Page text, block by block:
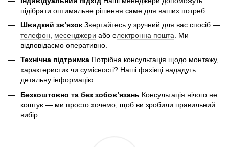
підібрати оптимальне рішення саме для ваших потреб.
Швидкий зв’язок Звертайтесь у зручний для вас спосіб —
телефон
месенджери або електронна пошта . Ми
відповідаємо оперативно.
Технічна підтримка Потрібна консультація щодо монтажу,
характеристик чи сумісності? Наші фахівці нададуть
детальну інформацію.
Безкоштовно та без зобов’язань Консультація нічого не
коштує — ми просто хочемо, щоб ви зробили правильний
вибір.